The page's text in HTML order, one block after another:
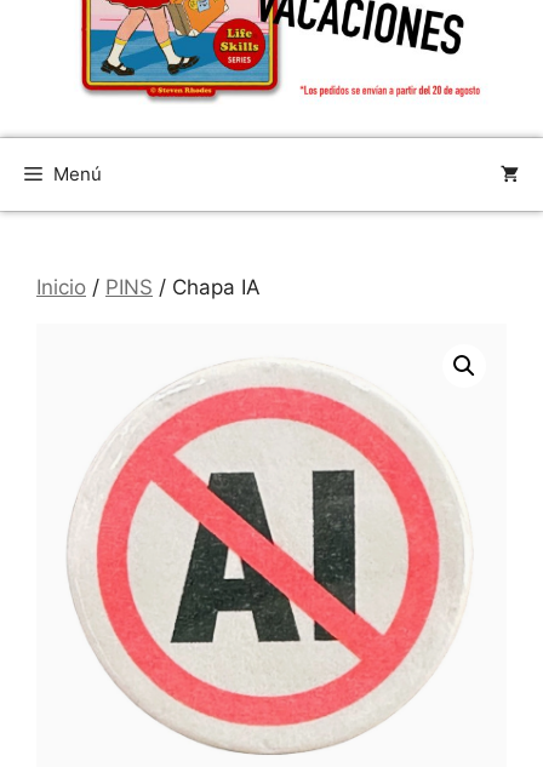
Menú
Inicio / PINS / Chapa IA